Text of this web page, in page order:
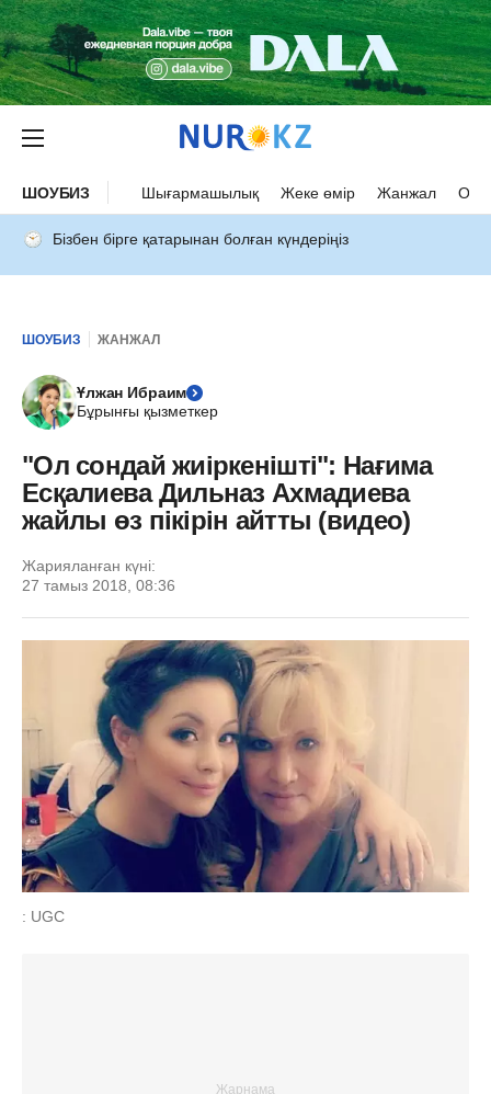
ШОУБИЗ Шығармашылық Жеке өмір Жанжал
Бізбен бірге қатарынан болған күндеріңіз
ШОУБИЗ ЖАНЖАЛ
Ұлжан Ибраим
Бұрынғы қызметкер
"Ол сондай жиіркенішті": Нағима
Есқалиева Дильназ Ахмадиева
жайлы өз пікірін айтты (видео)
Жарияланған күні:
27 тамыз 2018, 08:36
: UGC